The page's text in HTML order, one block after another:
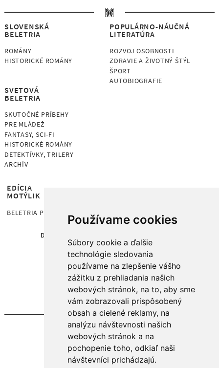
Používame cookies
Súbory cookie a ďalšie
technológie sledovania
používame na zlepšenie vášho
zážitku z prehliadania našich
webových stránok, na to, aby sme
vám zobrazovali prispôsobený
obsah a cielené reklamy, na
analýzu návštevnosti našich
webových stránok a na
pochopenie toho, odkiaľ naši
návštevníci prichádzajú.
SLOVENSKÁ
BELETRIA
ROMÁNY
HISTORICKÉ ROMÁNY
POPULÁRNO-NÁUČNÁ
LITERATÚRA
ROZVOJ OSOBNOSTI
ZDRAVIE A ŽIVOTNÝ ŠTÝL
ŠPORT
AUTOBIOGRAFIE
SVETOVÁ
BELETRIA
SKUTOČNÉ PRÍBEHY
PRE MLÁDEŽ
FANTASY, SCI-FI
HISTORICKÉ ROMÁNY
DETEKTÍVKY, TRILERY
ARCHÍV
EDÍCIA
MOTÝLIK
BELETRIA PRE DETI OD 7 ROKOV
DOMOV
PRIPRAVUJEME
NEWSLETTER
ODOBERAJTE NOVINKY E-MAILOM:
Áno, chcem sa prihlásiť na odber...